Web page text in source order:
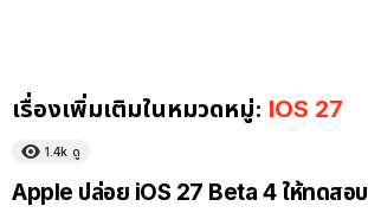
เรื่องเพิ่มเติมในหมวดหมู่: IOS 27
1.4k ดู
Apple ปล่อย iOS 27 Beta 4 ให้ทดสอบ